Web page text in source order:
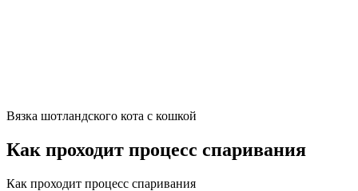
Вязка шотландского кота с кошкой
Как проходит процесс спаривания
Как проходит процесс спаривания